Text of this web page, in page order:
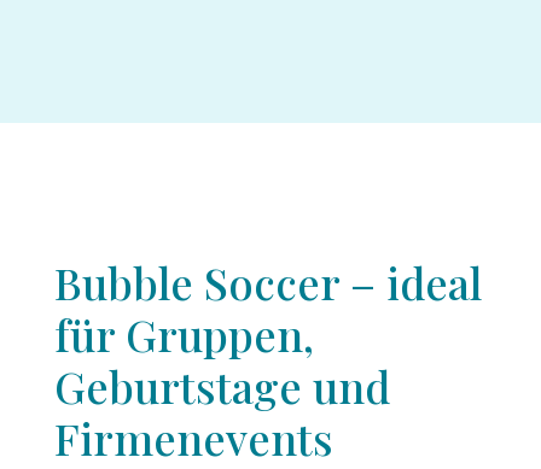
Bubble Soccer – ideal
für Gruppen,
Geburtstage und
Firmenevents